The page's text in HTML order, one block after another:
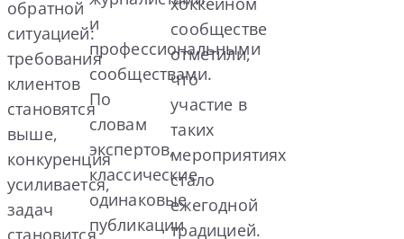
обратной
ситуацией:
требования
клиентов
становятся
выше,
конкуренция
усиливается,
задач
становится
и
профессиональными
сообществами.
По
словам
экспертов,
классические
одинаковые
публикации
сообществе
отметили,
что
участие в
таких
мероприятиях
стало
ежегодной
традицией.